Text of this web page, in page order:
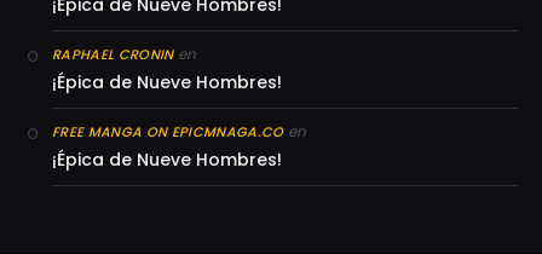
¡Épica de Nueve Hombres!
RAPHAEL CRONINen
¡Épica de Nueve Hombres!
FREE MANGA ON EPICMNAGA.COen
¡Épica de Nueve Hombres!